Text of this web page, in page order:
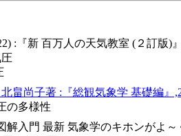
:『新 百万人の天気教室 (２訂版)
畠尚子著 :『総観気象学 基礎編』
の多様性
解入門 最新 気象学のキホンがよ